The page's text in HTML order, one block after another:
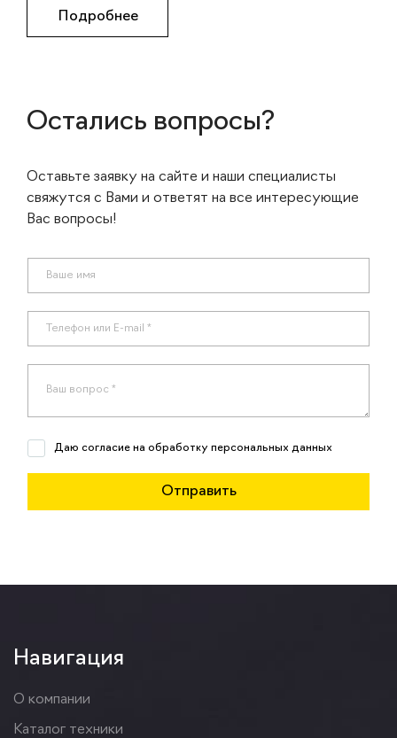
Подробнее
Остались вопросы?
Оставьте заявку на сайте и наши специалисты
свяжутся с Вами и ответят на все интересующие
Вас вопросы!
Даю согласие на обработку персональных данных
Навигация
О компании
Каталог техники